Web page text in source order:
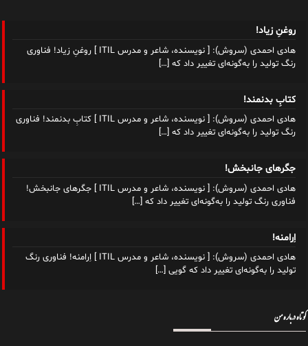
روغنِ زیاد!
هادی احمدی (سروش): [ نویسنده، شاعر و مدرس ITIL ] روغنِ زیاد! فناوری
رنگ تولید را به‌گونه‌ای تغییر داد که […]
کتابِ بدنمند!
هادی احمدی (سروش): [ نویسنده، شاعر و مدرس ITIL ] کتابِ بدنمند! فناوری
رنگ تولید را به‌گونه‌ای تغییر داد که […]
جگرهای جانبخش!
هادی احمدی (سروش): [ نویسنده، شاعر و مدرس ITIL ] جگرهای جانبخش!
فناوری رنگ تولید را به‌گونه‌ای تغییر داد که […]
اِرامنه!
هادی احمدی (سروش): [ نویسنده، شاعر و مدرس ITIL ] اِرامنه! فناوری رنگ
تولید را به‌گونه‌ای تغییر داد که گویی […]
کوتاه درباره من